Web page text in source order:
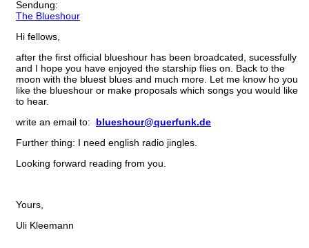
Sendung:
The Blueshour
Hi fellows,
after the first official blueshour has been broadcated, sucessfully
and I hope you have enjoyed the starship flies on. Back to the
moon with the bluest blues and much more. Let me know ho you
like the blueshour or make proposals which songs you would like
to hear.
write an email to: blueshour@querfunk.de
Further thing: I need english radio jingles.
Looking forward reading from you.
Yours,
Uli Kleemann